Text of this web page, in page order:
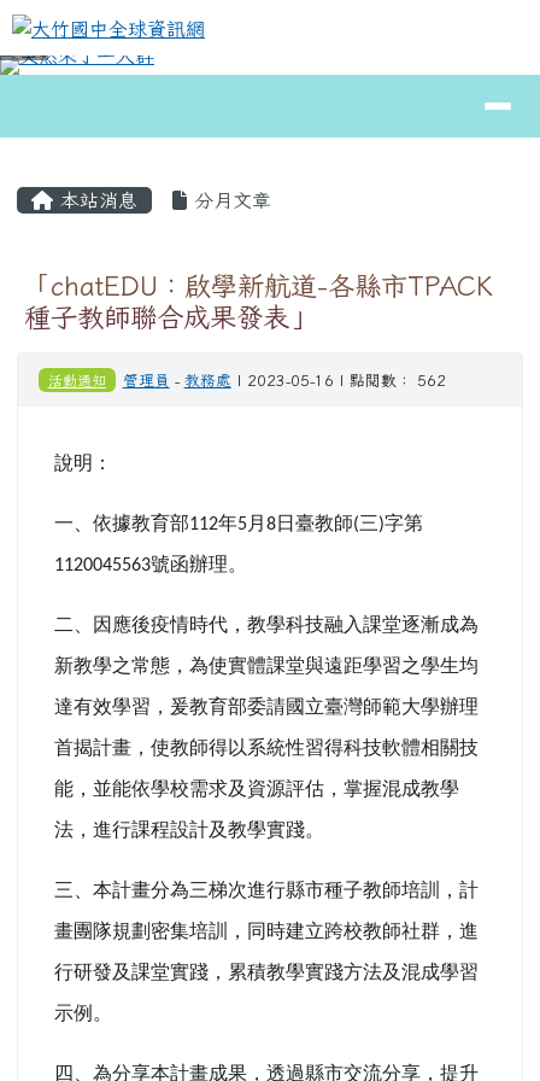
跳至主內容區
大竹國中全球資訊網
⏸
本站消息 分月文章
「chatEDU：啟學新航道-各縣市TPACK
種子教師聯合成果發表」
活動通知 管理員 - 教務處 | 2023-05-16 | 點閱數： 562
說明：
一、依據教育部112年5月 8日臺教師(三)字第
1120045563號函辦理。
二、因應後疫情時代，教學科技融入課堂逐漸成為
新教學之常態，為使實體課堂與遠距學習之學生均
達有效學習，爰教育部委請國立臺灣師範大學辦理
首揭計畫，使教師得以系統性習得科技軟體相關技
能，並能依學校需求及資源評估，掌握混成教學
法，進行課程設計及教學實踐。
三、本計畫分為三梯次進行縣市種子教師培訓，計
畫團隊規劃密集培訓，同時建立跨校教師社群，進
行研發及課堂實踐，累積教學實踐方法及混成學習
示例。
四、為分享本計畫成果，透過縣市交流分享，提升